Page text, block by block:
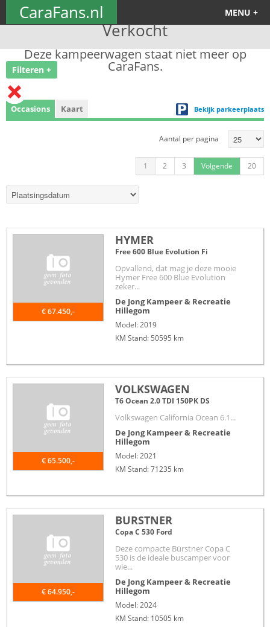
CaraFans.nl MENU +
Filteren +
Bekijk parkeerplaats
Occasions Kaart
Aantal per pagina
1 2 3 Volgende 20
€ 67.450,-
HYMER
Free 600 Blue Evolution Fi
Opvallend, dat mag je deze mooie
Hymer Free 600 Blue Evolution
zeker...
De Jong Kampeer & Recreatie
Hillegom
Model: 2019
KM Stand: 50595 km
€ 65.500,-
VOLKSWAGEN
T6 Ocean 2.0 TDI 150PK DS
Volkswagen California Ocean 6.1...
De Jong Kampeer & Recreatie
Hillegom
Model: 2021
KM Stand: 71235 km
€ 64.950,-
BURSTNER
Copa C 530 Ford
Deze compacte Bürstner Copa C
530 is de ideale buscamper voor
wie...
De Jong Kampeer & Recreatie
Hillegom
Model: 2024
KM Stand: 10505 km
Verkocht
Deze kampeerwagen staat niet meer op
CaraFans.